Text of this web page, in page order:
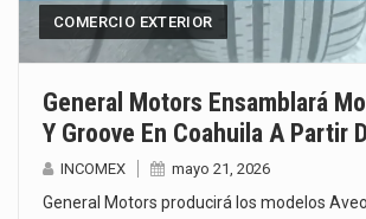
COMERCIO EXTERIOR
General Motors Ensamblará
Y Groove En Coahuila A Partir
INCOMEX mayo 21, 2026
General Motors producirá los modelos